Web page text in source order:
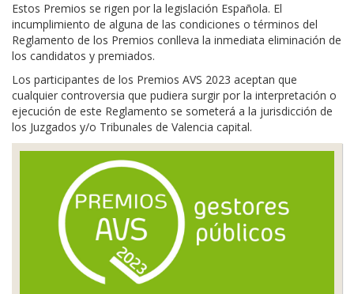
Estos Premios se rigen por la legislación Española. El
incumplimiento de alguna de las condiciones o términos del
Reglamento de los Premios conlleva la inmediata eliminación de
los candidatos y premiados.
Los participantes de los Premios AVS 2023 aceptan que
cualquier controversia que pudiera surgir por la interpretación o
ejecución de este Reglamento se someterá a la jurisdicción de
los Juzgados y/o Tribunales de Valencia capital.